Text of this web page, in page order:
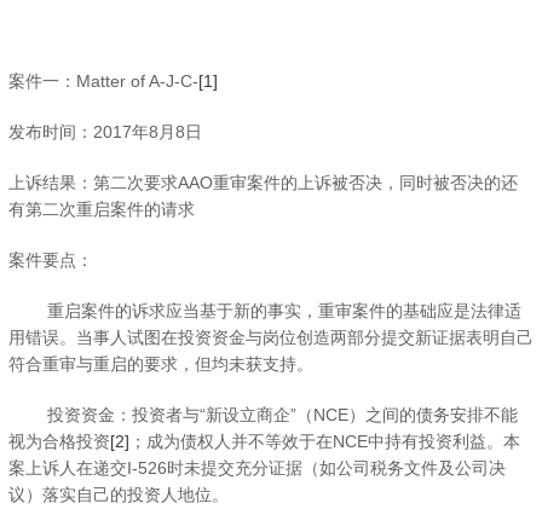
案件一：Matter of A-J-C-[1]
发布时间：2017年8月8日
上诉结果：第二次要求AAO重审案件的上诉被否决，同时被否决的还
有第二次重启案件的请求
案件要点：
重启案件的诉求应当基于新的事实，重审案件的基础应是法律适
用错误。当事人试图在投资资金与岗位创造两部分提交新证据表明自己
符合重审与重启的要求，但均未获支持。
投资资金：投资者与“新设立商企”（NCE）之间的债务安排不能
视为合格投资[2] ；成为债权人并不等效于在NCE中持有投资利益。本
案上诉人在递交I-526时未提交充分证据（如公司税务文件及公司决
议）落实自己的投资人地位。